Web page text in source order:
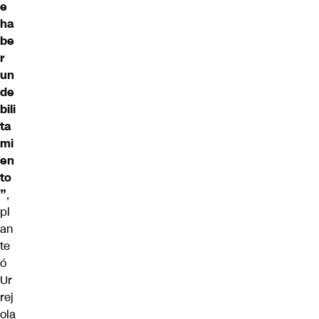
e
ha
be
r
un
de
bili
ta
mi
en
to
”,
pl
an
te
ó
Ur
rej
ola